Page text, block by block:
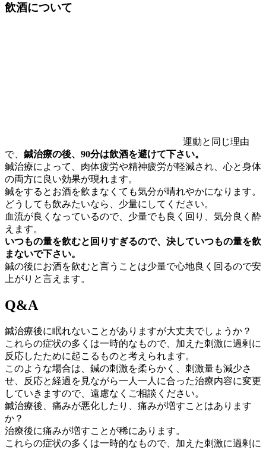
飲酒について
運動と同じ理由
で、 鍼治療の後、90分は飲酒を避けて下さい。
鍼治療によって、肉体疲労や精神疲労が軽減され、心と身体
の両方に良い効果が現れます。
鍼をするとお酒を飲まなくても気分が晴れやかになります。
どうしても飲みたいなら、少量にしてください。
血流が良くなっているので、少量でも良く回り、気分良く酔
えます。
いつもの量を飲むと回りすぎるので、決していつもの量を飲
まないで下さい。
鍼の後にお酒を飲むと言うことは少量で心地良く回るので安
上がりと言えます。
Q&A
鍼治療後に眠れないことがありますが大丈夫でしょうか？
これらの症状の多くは一時的なもので、加えた刺激に過剰に
反応したために起こるものと考えられます。
このような場合は、鍼の刺激を柔らかく、刺激量も減少さ
せ、反応と経過を見ながら一人一人に合った治療内容に変更
していきますので、遠慮なくご相談ください。
鍼治療後、痛みが悪化したり、痛みが増すことはあります
か？
治療後に痛みが増すことが稀にあります。
これらの症状の多くは一時的なもので、加えた刺激に過剰に